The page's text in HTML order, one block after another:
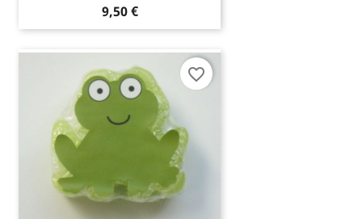
9,50 €
favorite_border